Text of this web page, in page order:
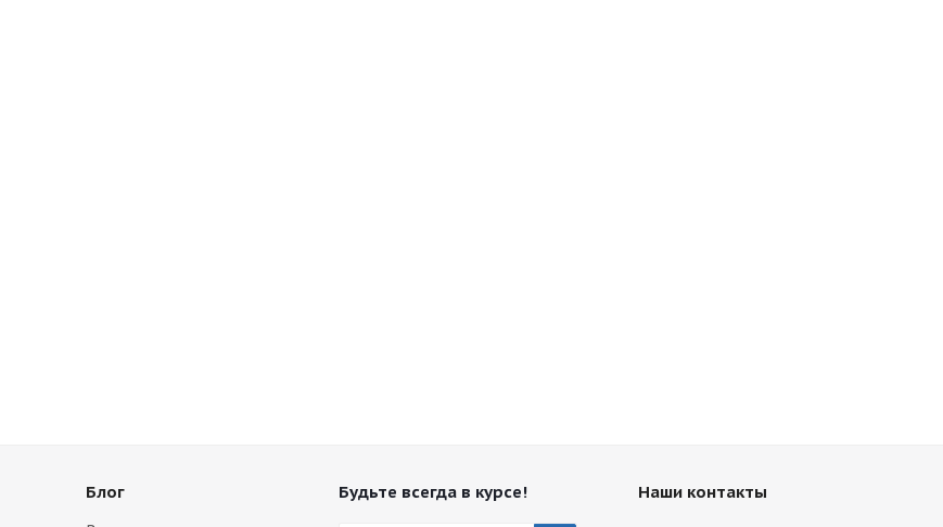
Блог Будьте всегда в курсе! Наши контакты